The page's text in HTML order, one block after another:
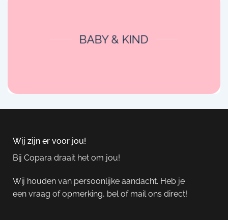
BABY & KIND
Wij zijn er voor jou!
Bij Copara draait het om jou!
Wij houden van persoonlijke aandacht. Heb je
een vraag of opmerking, bel of mail ons direct!